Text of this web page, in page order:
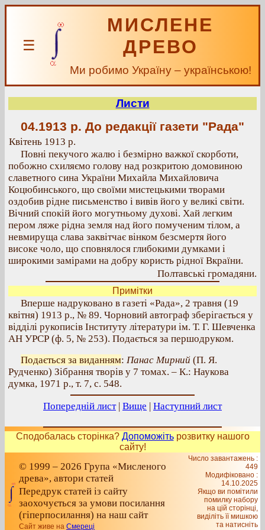
☰
МИСЛЕНЕ
ДРЕВО
Ми робимо Україну – українською!
Листи
04.1913 р. До редакції газети "Рада"
Квітень 1913 р.
Повні пекучого жалю і безмірно важкої скорботи,
побожно схиляємо голову над розкритою домовиною
славетного сина України Михайла Михайловича
Коцюбинського, що своїми мистецькими творами
оздобив рідне письменство і вивів його у великі світи.
Вічний спокій його могутньому духові. Хай легким
пером ляже рідна земля над його помученим тілом, а
невмируща слава заквітчає вінком безсмертя його
високе чоло, що сповнялося глибокими думками і
широкими замірами на добру користь рідної Вкраїни.
Полтавські громадяни.
Примітки
Вперше надруковано в газеті «Рада», 2 травня (19
квітня) 1913 р., № 89. Чорновий автограф зберігається у
відділі рукописів Інституту літератури ім. Т. Г. Шевченка
АН УРСР (ф. 5, № 253). Подається за першодруком.
Подається за виданням: Панас Мирний (П. Я.
Рудченко) Зібрання творів у 7 томах. – К.: Наукова
думка, 1971 р., т. 7, с. 548.
Попередній лист| Вище | Наступний лист
Сподобалась сторінка? Допоможітьрозвитку нашого
сайту!
© 1999 – 2026 Група «Мисленого
древа», автори статей
Передрук статей із сайту
заохочується за умови посилання
(гіперпосилання) на наш сайт
Сайт живе на Смереці
Число завантажень :
449
Модифіковано :
14.10.2025
Якщо ви помітили
помилку набору
на цiй сторiнцi,
видiлiть її мишкою
та натисніть